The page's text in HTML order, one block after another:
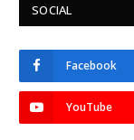
SOCIAL
Facebook
YouTube